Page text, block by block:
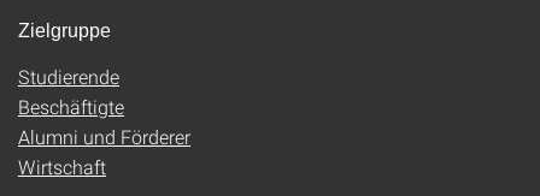
Zielgruppe
Studierende
Beschäftigte
Alumni und Förderer
Wirtschaft